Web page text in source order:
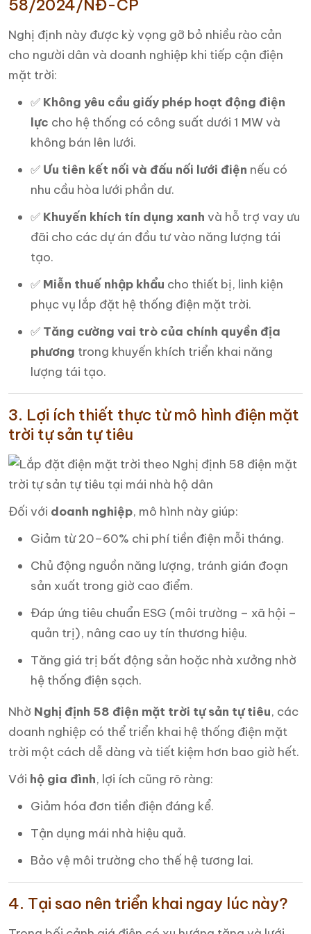
58/2024/NĐ-CP
Nghị định này được kỳ vọng gỡ bỏ nhiều rào cản
cho người dân và doanh nghiệp khi tiếp cận điện
mặt trời:
✅ Không yêu cầu giấy phép hoạt động điện
lực cho hệ thống có công suất dưới 1 MW và
không bán lên lưới.
✅ Ưu tiên kết nối và đấu nối lưới điện nếu có
nhu cầu hòa lưới phần dư.
✅ Khuyến khích tín dụng xanh và hỗ trợ vay ưu
đãi cho các dự án đầu tư vào năng lượng tái
tạo.
✅ Miễn thuế nhập khẩu cho thiết bị, linh kiện
phục vụ lắp đặt hệ thống điện mặt trời.
✅ Tăng cường vai trò của chính quyền địa
phương trong khuyến khích triển khai năng
lượng tái tạo.
3. Lợi ích thiết thực từ mô hình điện mặt
trời tự sản tự tiêu
Đối với doanh nghiệp, mô hình này giúp:
Giảm từ 20–60% chi phí tiền điện mỗi tháng.
Chủ động nguồn năng lượng, tránh gián đoạn
sản xuất trong giờ cao điểm.
Đáp ứng tiêu chuẩn ESG (môi trường – xã hội –
quản trị), nâng cao uy tín thương hiệu.
Tăng giá trị bất động sản hoặc nhà xưởng nhờ
hệ thống điện sạch.
Nhờ Nghị định 58 điện mặt trời tự sản tự tiêu, các
doanh nghiệp có thể triển khai hệ thống điện mặt
trời một cách dễ dàng và tiết kiệm hơn bao giờ hết.
Với hộ gia đình, lợi ích cũng rõ ràng:
Giảm hóa đơn tiền điện đáng kể.
Tận dụng mái nhà hiệu quả.
Bảo vệ môi trường cho thế hệ tương lai.
4. Tại sao nên triển khai ngay lúc này?